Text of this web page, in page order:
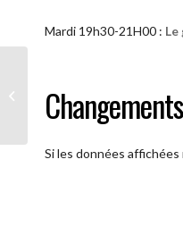
Mardi 19h30-21H00 :
Si les données
action )